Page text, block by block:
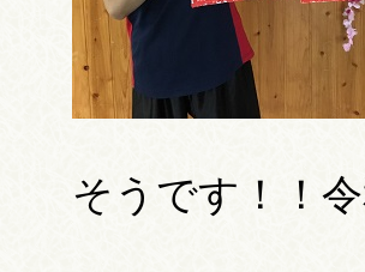
そうです！！